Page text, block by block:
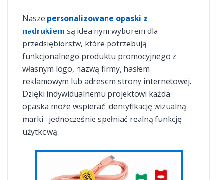
Nasze personalizowane opaski z
nadrukiem są idealnym wyborem dla
przedsiębiorstw, które potrzebują
funkcjonalnego produktu promocyjnego z
własnym logo, nazwą firmy, hasłem
reklamowym lub adresem strony internetowej.
Dzięki indywidualnemu projektowi każda
opaska może wspierać identyfikację wizualną
marki i jednocześnie spełniać realną funkcję
użytkową.